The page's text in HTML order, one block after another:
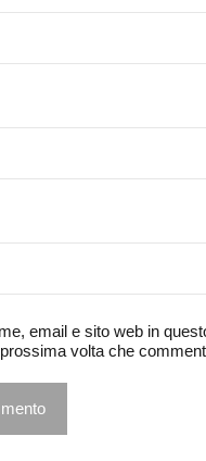
email e sito web in
volta che